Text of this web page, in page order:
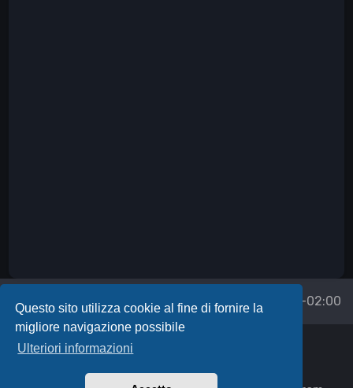
Questo sito utilizza cookie al fine di fornire la
migliore navigazione possibile
Ulteriori informazioni
Forum Tutti gli orari sono UTC+02:00
Powered byphpBB™
Icons made byUniconlabs
Fathema Khanom,Freepik,itim2101